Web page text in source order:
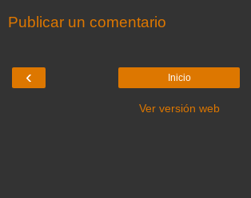
Publicar un comentario
‹ Inicio
Ver versión web